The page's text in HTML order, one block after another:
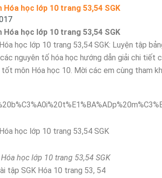
Hóa học lớp 10 trang 53,54 SGK
Hóa học lớp 10 trang 53,54 SGK
học lớp 10 trang 53,54 SGK: Luyện tập
nguyên tố hóa học hướng dẫn giải chi tiết
môn Hóa học 10. Mời các em cùng tham
học lớp 10 trang 53,54 SGK
học lớp 10 trang 53,54 SGK
tập SGK Hóa 10 trang 53, 54